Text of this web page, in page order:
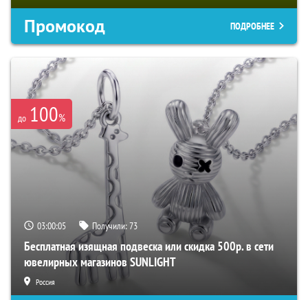
Промокод ПОДРОБНЕЕ
до 100%
03:00:04 Получили:73
Бесплатная изящная подвеска или скидка 500р. в сети
ювелирных магазинов SUNLIGHT
Россия